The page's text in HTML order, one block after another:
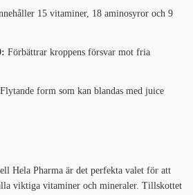
15 vitaminer, 18 aminosyror och 9
Förbättrar kroppens försvar mot fria
Flytande form som kan blandas med juice
Hela Pharma är det perfekta valet för att
viktiga vitaminer och mineraler. Tillskottet